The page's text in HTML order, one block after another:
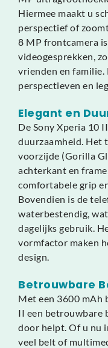
Hiermee maakt u
perspectief of
8 MP frontcamera
videogesprekken,
vrienden en
perspectieven en
Elegant en
De Sony Xperia 10
duurzaamheid. Het
voorzijde (Gorilla
achterkant en
comfortabele grip
Bovendien is de
waterbestendig,
dagelijks gebruik.
vormfactor maken
design.
Betrouwbare
Met een 3600 mAh
II een betrouwbare
door helpt. Of u nu
veel belt of